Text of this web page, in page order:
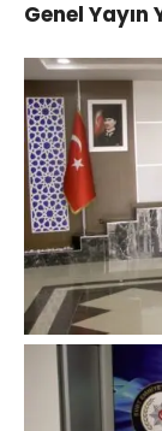
Genel Yayın